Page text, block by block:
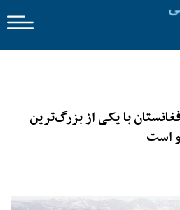
با یکی از بزرگ‌ترین
است